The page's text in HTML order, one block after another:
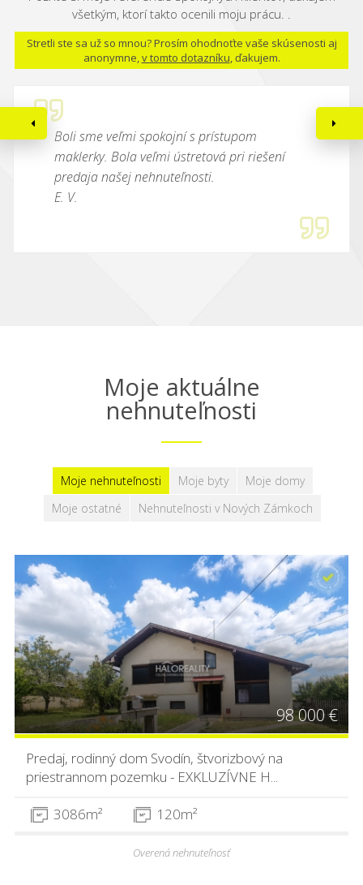
všetkým, ktorí takto ocenili moju prácu. .
Stretli ste sa už so mnou? Prosím ohodnoťte vaše skúsenosti aj
anonymne,v tomto dotazníku, ďakujem.
Boli sme veľmi spokojní s prístupom
maklerky. Bola veľmi ústretová pri riešení
predaja našej nehnuteľnosti.
E. V.
Moje aktuálne
nehnuteľnosti
Moje nehnuteľnosti Moje byty
Moje domy
Moje ostatné
Nehnuteľnosti v Nových Zámkoch
98 000 €
Predaj, rodinný dom Svodín, štvorizbový na
priestrannom pozemku - EXKLUZÍVNE H...
3086m²
120m²
Overená nehnuteľnosť